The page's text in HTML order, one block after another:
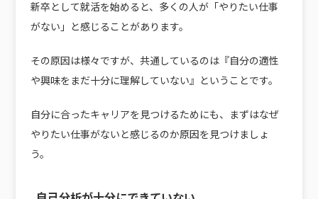
新卒として就活を始めると、多くの人が「やりたい仕事
がない」と感じることがあります。
その原因は様々ですが、共通しているのは『自分の適性
や興味をまだ十分に理解していない』ということです。
自分に合ったキャリアを見つけるためにも、まずはなぜ
やりたい仕事がないと感じるのか原因を見つけましょ
う。